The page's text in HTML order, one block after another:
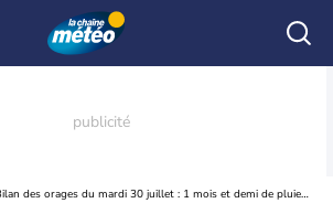
Bilan des orages du mardi 30 juillet : 1 mois et demi de pluie en Beauce et 116 km/h de vent en Normandie